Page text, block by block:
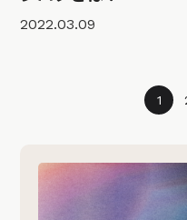
2022.03.09
1